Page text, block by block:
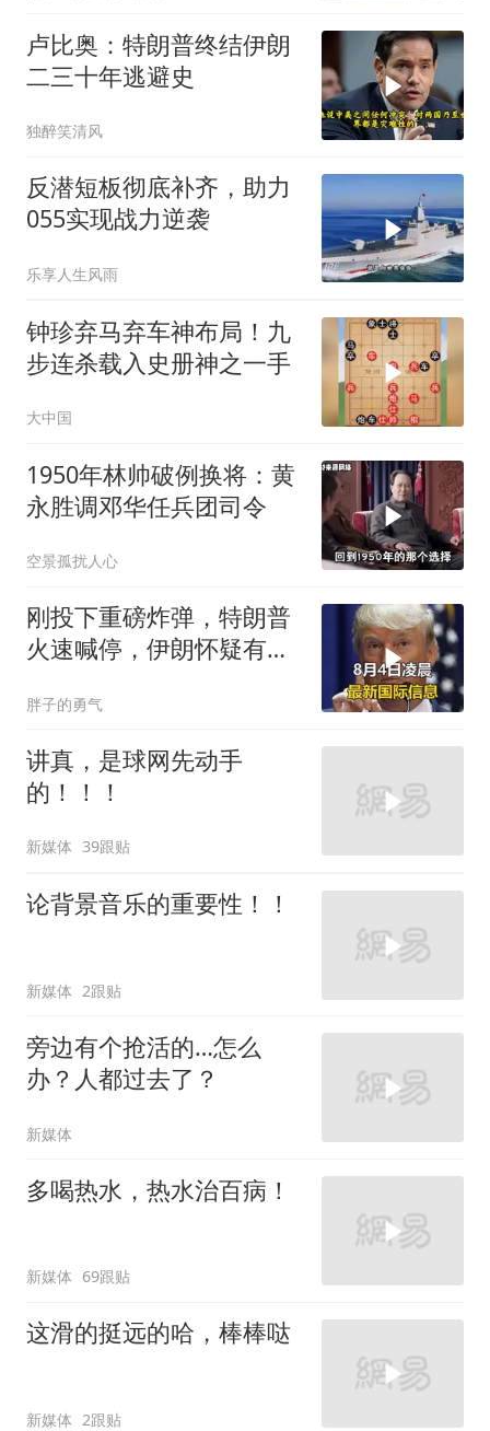
卢比奥：特朗普终结伊朗
二三十年逃避史
独醉笑清风
反潜短板彻底补齐，助力
055实现战力逆袭
乐享人生风雨
钟珍弃马弃车神布局！九
步连杀载入史册神之一手
大中国
1950年林帅破例换将：黄
永胜调邓华任兵团司令
空景孤扰人心
刚投下重磅炸弹，特朗普
火速喊停，伊朗怀疑有
胖子的勇气
讲真，是球网先动手
的！！！
新媒体 39跟贴
论背景音乐的重要性！！
新媒体 2跟贴
旁边有个抢活的…怎么
办？人都过去了？
新媒体
多喝热水，热水治百病！
新媒体 69跟贴
这滑的挺远的哈，棒棒哒
新媒体 2跟贴